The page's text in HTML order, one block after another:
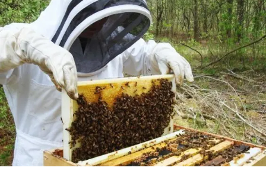
Attualità
Economia e lavoro
Italia Mondo
Sanità
Sport
Cultura